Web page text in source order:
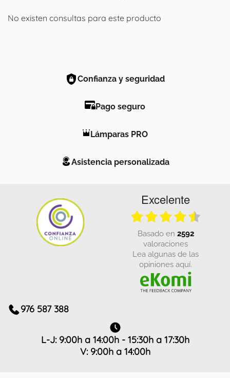
No existen consultas para este producto
Confianza y seguridad
Pago seguro
Lámparas PRO
Asistencia personalizada
Excelente
basado en 2592
valoraciones
Lea algunas de las
opiniones aquí.
976 587 388
L-J: 9:00h a 14:00h - 15:30h a 17:30h
V: 9:00h a 14:00h